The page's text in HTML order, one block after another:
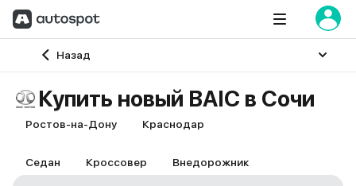
Назад
Главная
Купить новый BAIC в Сочи
Ростов-на-Дону Краснодар
Седан Кроссовер Внедорожник